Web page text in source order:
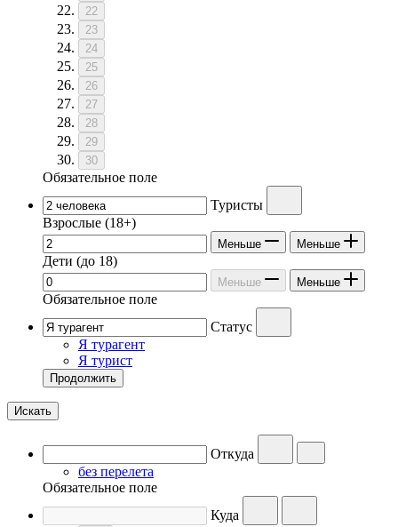
22
23
24
25
26
27
28
29
30
Обязательное поле
Туристы
Взрослые (18+)
Меньше Меньше
Дети (до 18)
Меньше Меньше
Обязательное поле
Статус
Я турагент
Я турист
Продолжить
Искать
Откуда
без перелета
Обязательное поле
Куда